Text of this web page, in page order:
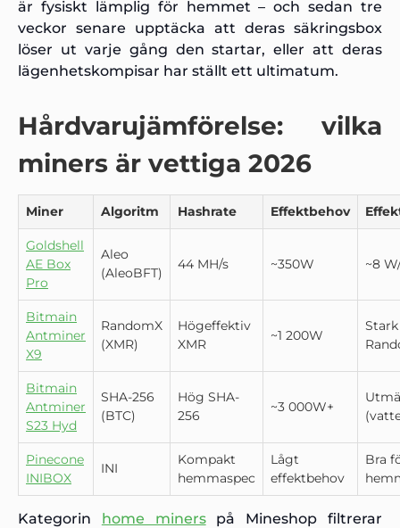
är fysiskt lämplig för hemmet – och sedan tre
veckor senare upptäcka att deras säkringsbox
löser ut varje gång den startar, eller att deras
lägenhetskompisar har ställt ett ultimatum.
Hårdvarujämförelse: vilka
miners är vettiga 2026
Miner Algoritm Hashrate Effektbehov
Goldshell
AE Box
Pro
Aleo
(AleoBFT)
44 MH/s ~350W ~8
Bitmain
Antminer
X9
RandomX
(XMR)
Högeffektiv
XMR
~1 200W
Bitmain
Antminer
S23 Hyd
SHA-256
(BTC)
Hög SHA-
256
~3 000W+
Pinecone
INIBOX
INI
Kompakt
hemmaspec
Lågt
effektbehov
Bra
Kategorin home minerspå Mineshop filtrerar